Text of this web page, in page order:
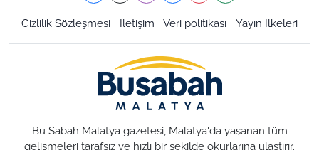
Gizlilik Sözleşmesi İletişim Veri politikası Yayın İlkeleri
Bu Sabah Malatya gazetesi, Malatya'da yaşanan tüm
gelişmeleri tarafsız ve hızlı bir şekilde okurlarına ulaştırır.